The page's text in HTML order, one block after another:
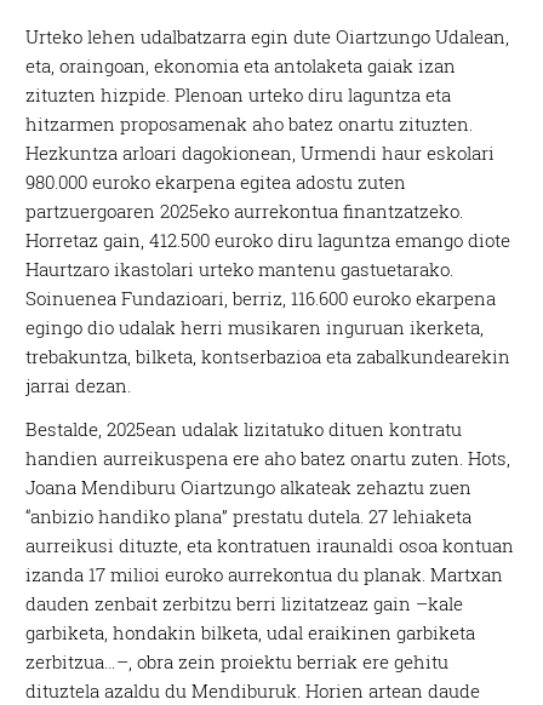
Urteko lehen udalbatzarra egin dute Oiartzungo Udalean,
eta, oraingoan, ekonomia eta antolaketa gaiak izan
zituzten hizpide. Plenoan urteko diru laguntza eta
hitzarmen proposamenak aho batez onartu zituzten.
Hezkuntza arloari dagokionean, Urmendi haur eskolari
980.000 euroko ekarpena egitea adostu zuten
partzuergoaren 2025eko aurrekontua finantzatzeko.
Horretaz gain, 412.500 euroko diru laguntza emango diote
Haurtzaro ikastolari urteko mantenu gastuetarako.
Soinuenea Fundazioari, berriz, 116.600 euroko ekarpena
egingo dio udalak herri musikaren inguruan ikerketa,
trebakuntza, bilketa, kontserbazioa eta zabalkundearekin
jarrai dezan.
Bestalde, 2025ean udalak lizitatuko dituen kontratu
handien aurreikuspena ere aho batez onartu zuten. Hots,
Joana Mendiburu Oiartzungo alkateak zehaztu zuen
“anbizio handiko plana” prestatu dutela. 27 lehiaketa
aurreikusi dituzte, eta kontratuen iraunaldi osoa kontuan
izanda 17 milioi euroko aurrekontua du planak. Martxan
dauden zenbait zerbitzu berri lizitatzeaz gain –kale
garbiketa, hondakin bilketa, udal eraikinen garbiketa
zerbitzua…–, obra zein proiektu berriak ere gehitu
dituztela azaldu du Mendiburuk. Horien artean daude